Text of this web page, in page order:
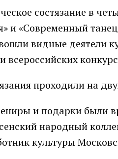
состязание в
и «Современный
видные деятели
проходили на
и подарки были
народный
культуры